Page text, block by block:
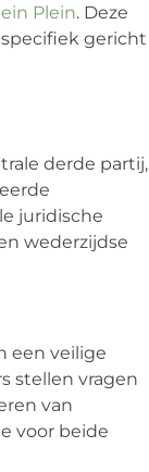
Plein. Deze
gericht
derde partij,
juridische
wederzijdse
een veilige
stellen vragen
van
voor beide